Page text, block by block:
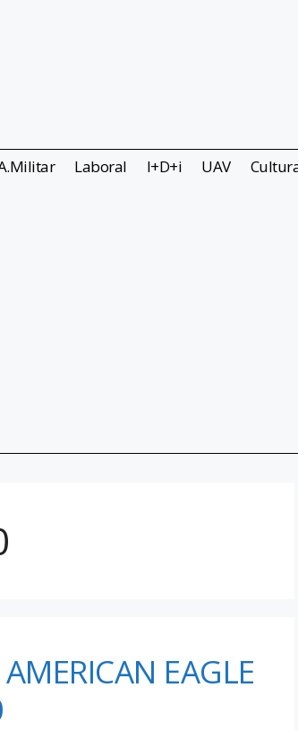
Laboral I+D+i UAV
EAGLE